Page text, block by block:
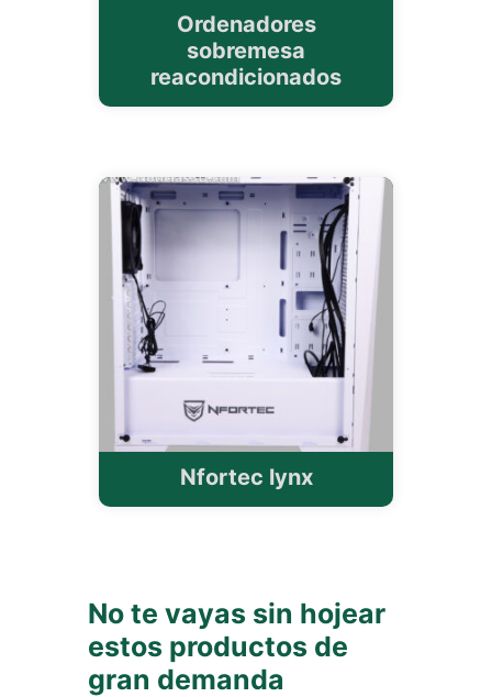
Ordenadores
sobremesa
reacondicionados
Nfortec lynx
No te vayas sin hojear
estos productos de
gran demanda